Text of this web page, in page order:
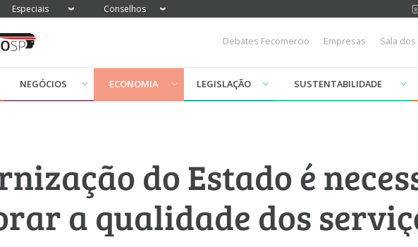
Especiais Conselhos
Debates Fecomercio Empresas Sala
NEGÓCIOS ECONOMIA LEGISLAÇÃO SUSTENTABILIDADE
do Estado é
a qualidade dos